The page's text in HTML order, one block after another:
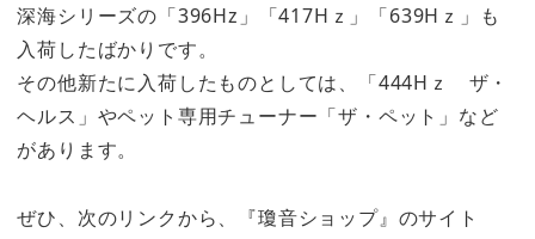
深海シリーズの「396Hz」「417Hｚ」「639Hｚ」も
入荷したばかりです。
その他新たに入荷したものとしては、「444Hｚ ザ・
ヘルス」やペット専用チューナー「ザ・ペット」など
があります。
ぜひ、次のリンクから、『瓊音ショップ』のサイト